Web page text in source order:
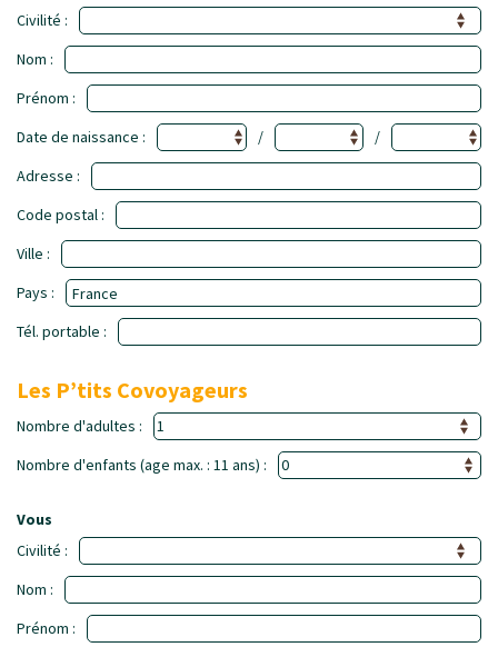
Civilité :
Nom :
Prénom :
Date de naissance :
/
/
Adresse :
Code postal :
Ville :
Pays :
Tél. portable :
Les P’tits Covoyageurs
Nombre d'adultes :
Nombre d'enfants (age max. : 11 ans) :
Vous
Civilité :
Nom :
Prénom :